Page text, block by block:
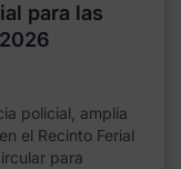
para las
policial, amplía
el Recinto Ferial
para